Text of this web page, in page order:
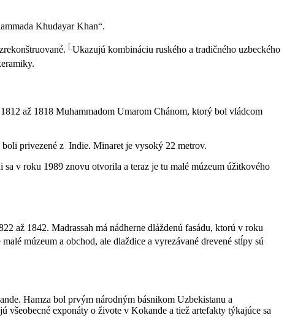
Khudayar Khan“.
[ Ukazujú kombináciu ruského a tradičného uzbeckého
až 1818 Muhammadom Umarom Chánom, ktorý bol vládcom
boli privezené z Indie. Minaret je vysoký 22 metrov.
v roku 1989 znovu otvorila a teraz je tu malé múzeum úžitkového
až 1842. Madrassah má nádherne dláždenú fasádu, ktorú v roku
múzeum a obchod, ale dlaždice a vyrezávané drevené stĺpy sú
Hamza bol prvým národným básnikom Uzbekistanu a
všeobecné exponáty o živote v Kokande a tiež artefakty týkajúce sa